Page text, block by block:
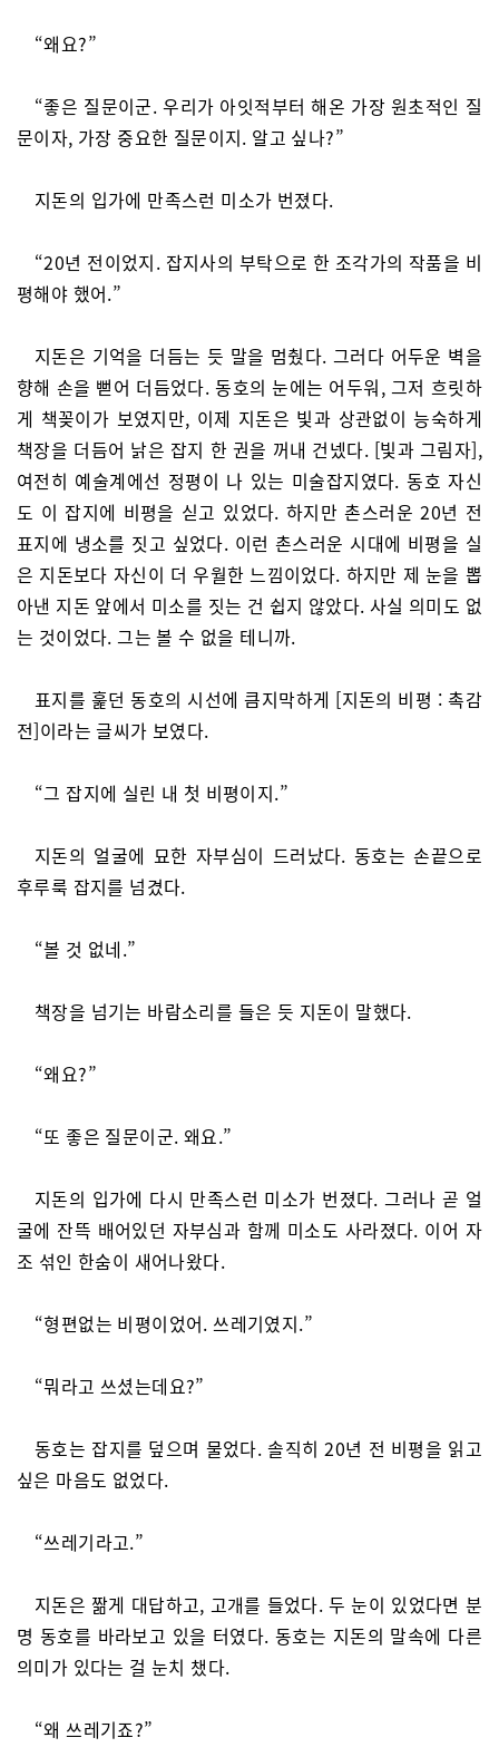
“왜요?”
“좋은 질문이군. 우리가 아잇적부터 해온 가장 원초적인 질
문이자, 가장 중요한 질문이지. 알고 싶나?”
지돈의 입가에 만족스런 미소가 번졌다.
“20년 전이었지. 잡지사의 부탁으로 한 조각가의 작품을 비
평해야 했어.”
지돈은 기억을 더듬는 듯 말을 멈췄다. 그러다 어두운 벽을
향해 손을 뻗어 더듬었다. 동호의 눈에는 어두워, 그저 흐릿하
게 책꽂이가 보였지만, 이제 지돈은 빛과 상관없이 능숙하게
책장을 더듬어 낡은 잡지 한 권을 꺼내 건넸다. [빛과 그림자],
여전히 예술계에선 정평이 나 있는 미술잡지였다. 동호 자신
도 이 잡지에 비평을 싣고 있었다. 하지만 촌스러운 20년 전
표지에 냉소를 짓고 싶었다. 이런 촌스러운 시대에 비평을 실
은 지돈보다 자신이 더 우월한 느낌이었다. 하지만 제 눈을 뽑
아낸 지돈 앞에서 미소를 짓는 건 쉽지 않았다. 사실 의미도 없
는 것이었다. 그는 볼 수 없을 테니까.
표지를 훑던 동호의 시선에 큼지막하게 [지돈의 비평 : 촉감
전]이라는 글씨가 보였다.
“그 잡지에 실린 내 첫 비평이지.”
지돈의 얼굴에 묘한 자부심이 드러났다. 동호는 손끝으로
후루룩 잡지를 넘겼다.
“볼 것 없네.”
책장을 넘기는 바람소리를 들은 듯 지돈이 말했다.
“왜요?”
“또 좋은 질문이군. 왜요.”
지돈의 입가에 다시 만족스런 미소가 번졌다. 그러나 곧 얼
굴에 잔뜩 배어있던 자부심과 함께 미소도 사라졌다. 이어 자
조 섞인 한숨이 새어나왔다.
“형편없는 비평이었어. 쓰레기였지.”
“뭐라고 쓰셨는데요?”
동호는 잡지를 덮으며 물었다. 솔직히 20년 전 비평을 읽고
싶은 마음도 없었다.
“쓰레기라고.”
지돈은 짦게 대답하고, 고개를 들었다. 두 눈이 있었다면 분
명 동호를 바라보고 있을 터였다. 동호는 지돈의 말속에 다른
의미가 있다는 걸 눈치 챘다.
“왜 쓰레기죠?”